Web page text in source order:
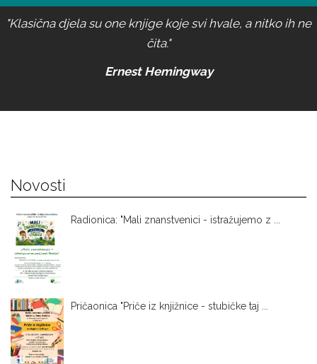
"Klasična djela su one knjige koje svi hvale, a nitko ih ne
čita."
Ernest Hemingway
Novosti
Radionica: "Mali znanstvenici - istražujemo z ...
Pričaonica "Priče iz knjižnice - stubičke taj ...